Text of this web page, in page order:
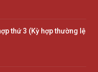
thứ 3 (Kỳ hợp thường lệ